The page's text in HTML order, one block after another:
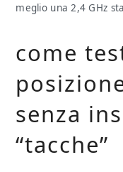
meglio una 2,4 GHz
come
senza
“tacche”